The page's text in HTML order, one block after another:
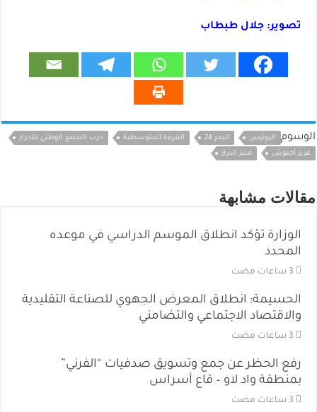
تصوير: جلال طبطاب
الوسوم أليوتيس البحر 24 الغرفة المتوسطية
حزب التجمع الوطني للأحرار
عزيز أخنوش
منير الدراز
مقالات مشابهة
الوزارة تؤكد انطلاق الموسم الدراسي في موعده
المحدد
الحسيمة: انطلاق المعرض الجهوي للصناعة التقليدية
والاقتصاد الاجتماعي والتضامني
رفع الحظر عن جمع وتسويق صدفيات “الفرني”
بمنطقة واد لاو – قاع أسراس